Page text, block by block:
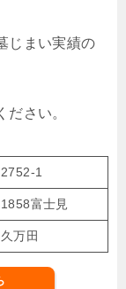
じまい実績の
さい。
1
富士見
万田